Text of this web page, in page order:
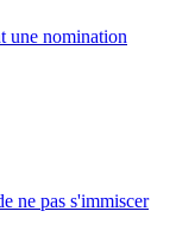
une nomination
ne pas s'immiscer